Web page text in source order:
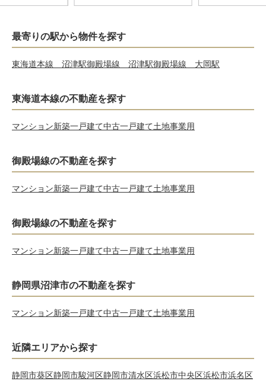
最寄りの駅から物件を探す
東海道本線 沼津駅御殿場線 沼津駅御殿場線 大岡駅
東海道本線の不動産を探す
マンション新築一戸建て中古一戸建て土地事業用
御殿場線の不動産を探す
マンション新築一戸建て中古一戸建て土地事業用
御殿場線の不動産を探す
マンション新築一戸建て中古一戸建て土地事業用
静岡県沼津市の不動産を探す
マンション新築一戸建て中古一戸建て土地事業用
近隣エリアから探す
静岡市葵区静岡市駿河区静岡市清水区浜松市中央区浜松市浜名区